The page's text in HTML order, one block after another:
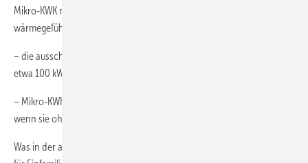
Mikro-KWK nicht erschlossen werden, anzustreben sei deshalb eine
wärmegeführte Fahrweise
– die ausschließliche Stromeinspeisung ist mit einem BHKW erst ab
etwa 100 kWel wirtschaftlich darstellbar
– Mikro-KWK-Anlagen sind wirtschaftlich besonders interessant,
wenn sie ohne Zusatzkessel auskommen.
Was in der aktuellen Diskussion um die Sinnhaftigkeit eines Mikro-KWK